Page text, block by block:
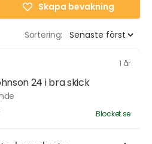
Skapa bevakning
Sortering:
1 år
24 i bra skick
Blocket.se